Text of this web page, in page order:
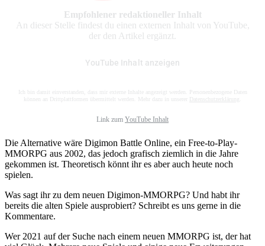
Empfohlener redaktioneller Inhalt
An dieser Stelle findest du einen externen Inhalt von YouTube,
der den Artikel ergänzt.
YouTube Inhalt anzeigen
Ich bin damit einverstanden, dass mir externe Inhalte angezeigt werden. Personenbezogene Daten
können an Drittplattformen übermittelt werden. Mehr dazu in unserer Datenschutzerklärung
Link zum YouTube Inhalt
Die Alternative wäre Digimon Battle Online, ein Free-to-Play-
MMORPG aus 2002, das jedoch grafisch ziemlich in die Jahre
gekommen ist. Theoretisch könnt ihr es aber auch heute noch
spielen.
Was sagt ihr zu dem neuen Digimon-MMORPG? Und habt ihr
bereits die alten Spiele ausprobiert? Schreibt es uns gerne in die
Kommentare.
Wer 2021 auf der Suche nach einem neuen MMORPG ist, der hat